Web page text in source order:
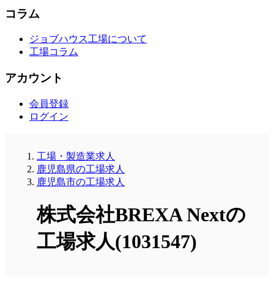
コラム
ジョブハウス工場について
工場コラム
アカウント
会員登録
ログイン
工場・製造業求人
鹿児島県の工場求人
鹿児島市の工場求人
株式会社BREXA Nextの
工場求人(1031547)